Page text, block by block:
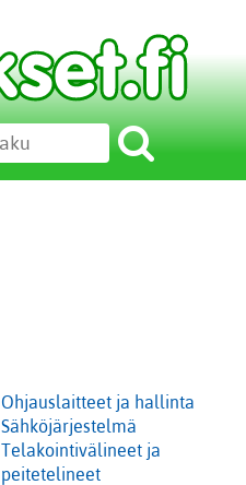
Ohjauslaitteet ja hallinta
Sähköjärjestelmä
Telakointivälineet ja
peitetelineet